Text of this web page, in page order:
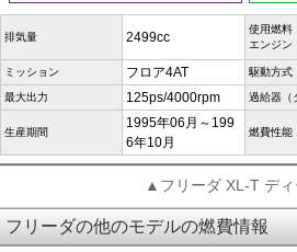
排気量 2499cc
使用燃料
エンジン
ミッション フロア4AT 駆動方式
最大出力 125ps/4000rpm 過給器（
生産期間
1995年06月～199
6年10月
燃費性能
▲フリーダ XL-T デ
フリーダの他のモデルの燃費情報